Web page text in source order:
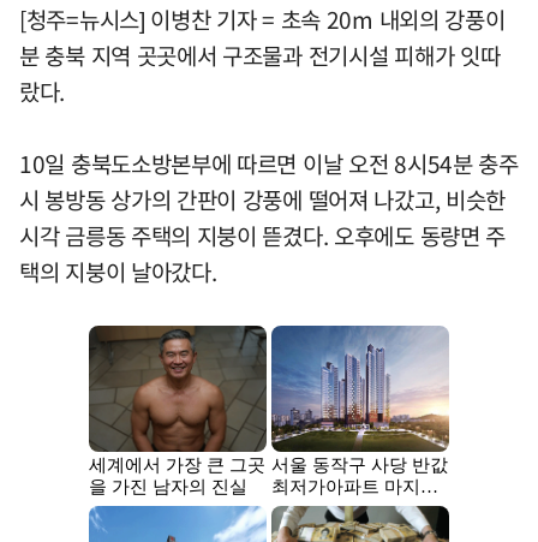
[청주=뉴시스] 이병찬 기자 = 초속 20m 내외의 강풍이
분 충북 지역 곳곳에서 구조물과 전기시설 피해가 잇따
랐다.
10일 충북도소방본부에 따르면 이날 오전 8시54분 충주
시 봉방동 상가의 간판이 강풍에 떨어져 나갔고, 비슷한
시각 금릉동 주택의 지붕이 뜯겼다. 오후에도 동량면 주
택의 지붕이 날아갔다.